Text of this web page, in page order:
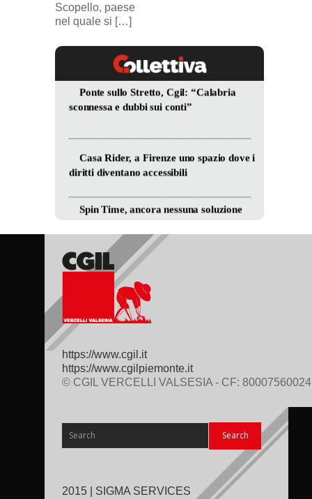
Scopello, paese
nel quale si […]
https://www.cgil.it
https://www.cgilpiemonte.it
© CGIL VERCELLI VALSESIA - CF: 80007560024
2015 | SIGMA SERVICES